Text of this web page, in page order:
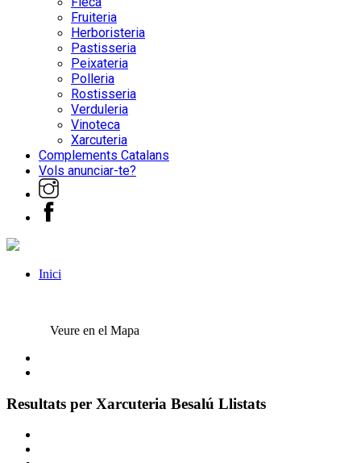
Fruiteria
Herboristeria
Pastisseria
Peixateria
Polleria
Rostisseria
Verduleria
Vinoteca
Xarcuteria
Complements Catalans
Vols anunciar-te?
Inici
Veure en el Mapa
Resultats per Xarcuteria Besalú Llistats